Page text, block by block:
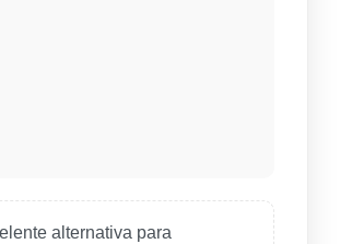
alternativa para